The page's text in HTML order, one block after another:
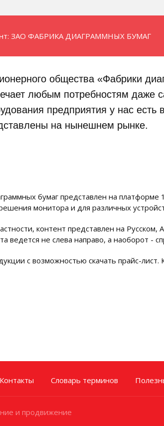
ЗАО ФАБРИКА ДИАГРАММНЫХ БУМАГ
общества «Фабрики
любым потребностям даже
предприятия у нас есть
на нынешнем рынке.
бумаг представлен на платформе
монитора и для различных
контент представлен на
ведется не слева направо, а наоборот
с возможностью скачать прайс-
Контакты Словарь терминов
и продвижение